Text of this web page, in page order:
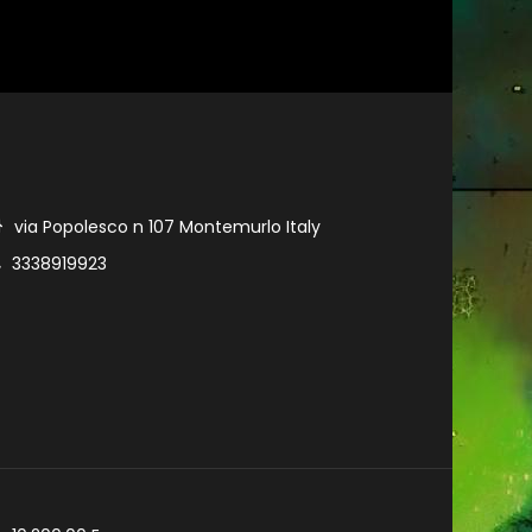
via Popolesco n 107 Montemurlo Italy
3338919923